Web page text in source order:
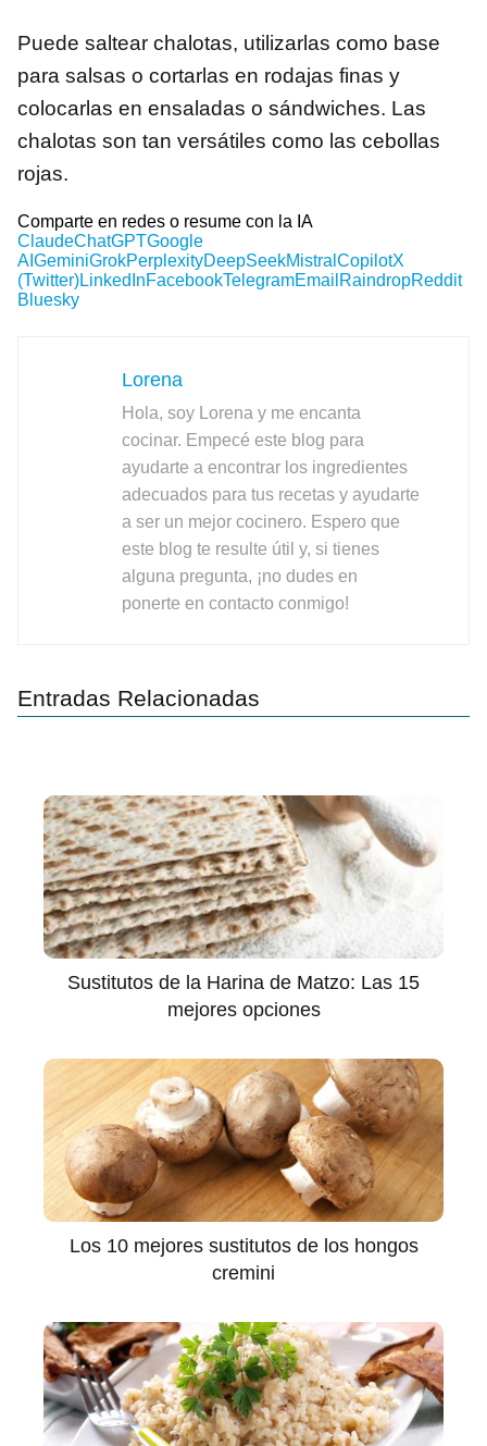
Puede saltear chalotas, utilizarlas como base
para salsas o cortarlas en rodajas finas y
colocarlas en ensaladas o sándwiches. Las
chalotas son tan versátiles como las cebollas
rojas.
Comparte en redes o resume con la IA
ClaudeChatGPTGoogle
AI GeminiGrokPerplexityDeepSeekMistral CopilotX
(Twitter)LinkedInFacebookTelegramEmail RaindropReddit
Bluesky
Lorena
Hola, soy Lorena y me encanta
cocinar. Empecé este blog para
ayudarte a encontrar los ingredientes
adecuados para tus recetas y ayudarte
a ser un mejor cocinero. Espero que
este blog te resulte útil y, si tienes
alguna pregunta, ¡no dudes en
ponerte en contacto conmigo!
Entradas Relacionadas
Sustitutos de la Harina de Matzo: Las 15
mejores opciones
Los 10 mejores sustitutos de los hongos
cremini